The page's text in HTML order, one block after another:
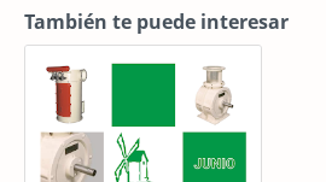
También te puede interesar